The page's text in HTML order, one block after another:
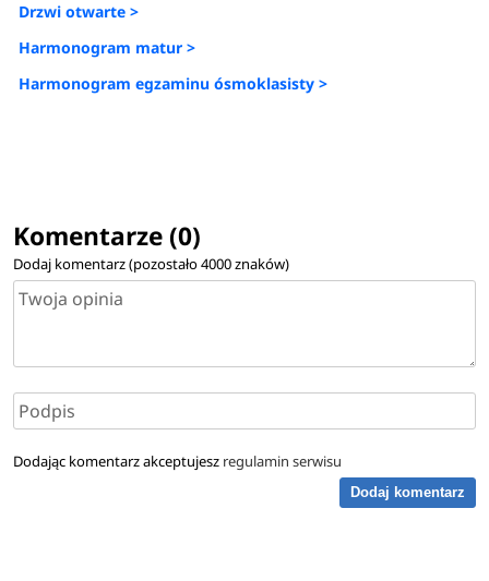
Drzwi otwarte >
Harmonogram matur >
Harmonogram egzaminu ósmoklasisty >
Komentarze (0)
Dodaj komentarz (pozostało4000znaków)
Dodając komentarz akceptujesz regulamin serwisu
Dodaj komentarz